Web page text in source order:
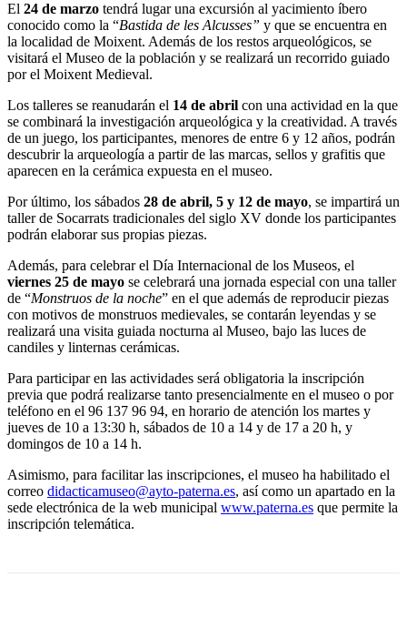
El 24 de marzo tendrá lugar una excursión al yacimiento íbero
conocido como la “Bastida de les Alcusses” y que se encuentra en
la localidad de Moixent. Además de los restos arqueológicos, se
visitará el Museo de la población y se realizará un recorrido guiado
por el Moixent Medieval.
Los talleres se reanudarán el 14 de abril con una actividad en la que
se combinará la investigación arqueológica y la creatividad. A través
de un juego, los participantes, menores de entre 6 y 12 años, podrán
descubrir la arqueología a partir de las marcas, sellos y grafitis que
aparecen en la cerámica expuesta en el museo.
Por último, los sábados 28 de abril, 5 y 12 de mayo, se impartirá un
taller de Socarrats tradicionales del siglo XV donde los participantes
podrán elaborar sus propias piezas.
Además, para celebrar el Día Internacional de los Museos, el
viernes 25 de mayo se celebrará una jornada especial con una taller
de “Monstruos de la noche” en el que además de reproducir piezas
con motivos de monstruos medievales, se contarán leyendas y se
realizará una visita guiada nocturna al Museo, bajo las luces de
candiles y linternas cerámicas.
Para participar en las actividades será obligatoria la inscripción
previa que podrá realizarse tanto presencialmente en el museo o por
teléfono en el 96 137 96 94, en horario de atención los martes y
jueves de 10 a 13:30 h, sábados de 10 a 14 y de 17 a 20 h, y
domingos de 10 a 14 h.
Asimismo, para facilitar las inscripciones, el museo ha habilitado el
correo didacticamuseo@ayto-paterna.es, así como un apartado en la
sede electrónica de la web municipal www.paterna.es que permite la
inscripción telemática.